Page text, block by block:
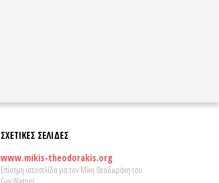
ΣΧΕΤΙΚΕΣ ΣΕΛΙΔΕΣ
www.mikis-theodorakis.org
Επίσημη ιστοσελίδα για τον Μίκη Θεοδωράκη του